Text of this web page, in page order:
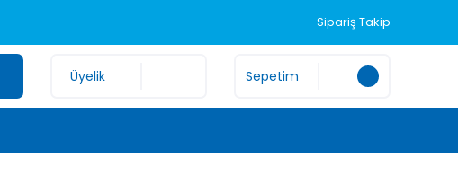
Sipariş Takip
Üyelik Sepetim